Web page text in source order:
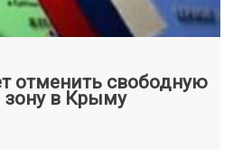
отменить свободную
в Крыму